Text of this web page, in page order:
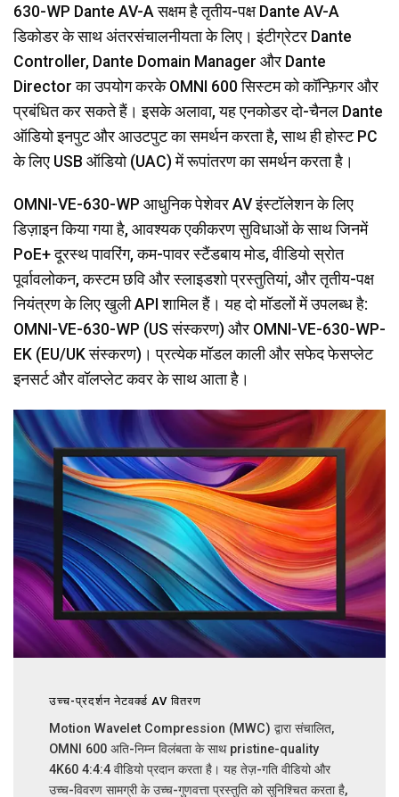
630-WP Dante AV-A सक्षम है तृतीय-पक्ष Dante AV-A
डिकोडर के साथ अंतरसंचालनीयता के लिए। इंटीग्रेटर Dante
Controller, Dante Domain Manager और Dante
Director का उपयोग करके OMNI 600 सिस्टम को कॉन्फ़िगर और
प्रबंधित कर सकते हैं। इसके अलावा, यह एनकोडर दो-चैनल Dante
ऑडियो इनपुट और आउटपुट का समर्थन करता है, साथ ही होस्ट PC
के लिए USB ऑडियो (UAC) में रूपांतरण का समर्थन करता है।
OMNI-VE-630-WP आधुनिक पेशेवर AV इंस्टॉलेशन के लिए
डिज़ाइन किया गया है, आवश्यक एकीकरण सुविधाओं के साथ जिनमें
PoE+ दूरस्थ पावरिंग, कम-पावर स्टैंडबाय मोड, वीडियो स्रोत
पूर्वावलोकन, कस्टम छवि और स्लाइडशो प्रस्तुतियां, और तृतीय-पक्ष
नियंत्रण के लिए खुली API शामिल हैं। यह दो मॉडलों में उपलब्ध है:
OMNI-VE-630-WP (US संस्करण) और OMNI-VE-630-WP-
EK (EU/UK संस्करण)। प्रत्येक मॉडल काली और सफेद फेसप्लेट
इनसर्ट और वॉलप्लेट कवर के साथ आता है।
उच्च-प्रदर्शन नेटवर्क्ड AV वितरण
Motion Wavelet Compression (MWC) द्वारा संचालित,
OMNI 600 अति-निम्न विलंबता के साथ pristine-quality
4K60 4:4:4 वीडियो प्रदान करता है। यह तेज़-गति वीडियो और
उच्च-विवरण सामग्री के उच्च-गुणवत्ता प्रस्तुति को सुनिश्चित करता है,